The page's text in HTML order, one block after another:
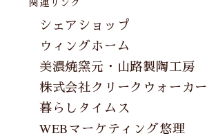
シェアショップ
ウィングホーム
美濃焼窯元・山路製陶工房
株式会社クリークウォーカー
暮らしタイムス
WEBマーケティング悠理